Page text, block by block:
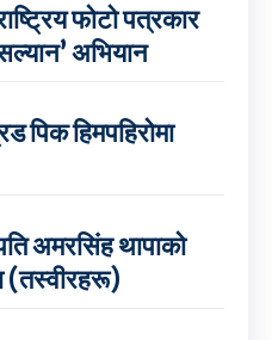
फोटो पत्रकार
अभियान
पिक हिमपहिरोमा
अमरसिंह थापाको
(तस्वीरहरू)